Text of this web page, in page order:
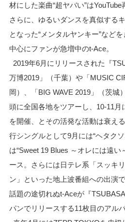
材にした楽曲“超ヤバい”はYouTube
さ らに、ゆるいダンスを真似する
となった“メンタルヤンキー”など
中心にファンが急増中のt-Ace。
2019年6月にリリースされた『
万博2019」（千葉）や「MUSIC
岡）、「BIG WAVE 2019」（茨城
頭に全国各地をツアー し、10-11月
を開催、とその活発な活動は衰え
行シングルとして9月には“ヘタク
は“Sweet 19 Blues ～オレには遠い
ース。さらには日テレ系「スッキ
ン」といった地上波番組への出演
話題の途切れぬt-Aceが『
パンでリリースする11枚目のアル